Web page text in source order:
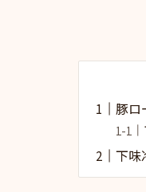
豚ロ
下味